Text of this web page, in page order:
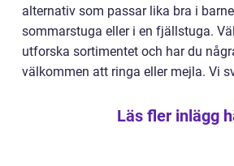
alternativ som passar lika bra i
sommarstuga eller i en fjällstuga.
utforska sortimentet och har du
välkommen att ringa eller mejla. Vi
Läs fler inlägg